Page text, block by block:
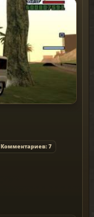
Комментариев: 7